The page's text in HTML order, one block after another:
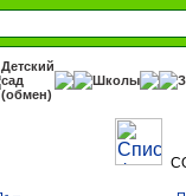
Детский
сад
(обмен)
Школы